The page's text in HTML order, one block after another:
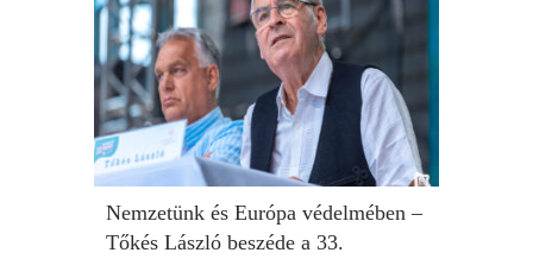
Nemzetünk és Európa védelmében –
Tőkés László beszéde a 33.